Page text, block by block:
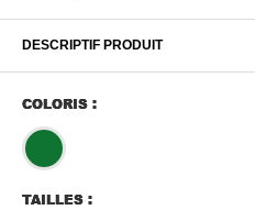
DESCRIPTIF PRODUIT
COLORIS :
TAILLES :